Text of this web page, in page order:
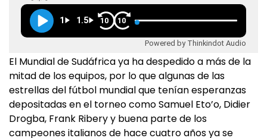
1 1.5 10 10
Powered by Thinkindot Audio
El Mundial de Sudáfrica ya ha despedido a más de la
mitad de los equipos, por lo que algunas de las
estrellas del fútbol mundial que tenían esperanzas
depositadas en el torneo como Samuel Eto’o, Didier
Drogba, Frank Ribery y buena parte de los
campeones italianos de hace cuatro años ya se